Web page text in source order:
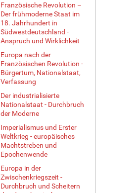
Französische Revolution –
Der frühmoderne Staat im
18. Jahrhundert in
Südwestdeutschland -
Anspruch und Wirklichkeit
Europa nach der
Französischen Revolution -
Bürgertum, Nationalstaat,
Verfassung
Der industrialisierte
Nationalstaat - Durchbruch
der Moderne
Imperialismus und Erster
Weltkrieg - europäisches
Machtstreben und
Epochenwende
Europa in der
Zwischenkriegszeit -
Durchbruch und Scheitern